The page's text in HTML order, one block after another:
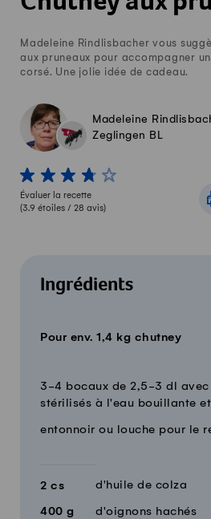
Madeleine Rindlisbacher vous
aux pruneaux pour accompagner
corsé. Une jolie idée de cadeau.
Madeleine
Zeglingen BL
1 von 5 étoiles
2 von 5 étoiles
3 von 5 étoiles
4 von 5 étoiles
5 von 5 étoiles
Évaluer la recette
(3.9 étoiles / 28 avis)
Ingrédients
Pour env. 1,4 kg chutney
QuantitéIngrédients
3-4 bocaux de 2,5-3 dl avec
stérilisés à l'eau bouillante
entonnoir ou louche pour le
2 cs d'huile de colza
400 g d'oignons hachés